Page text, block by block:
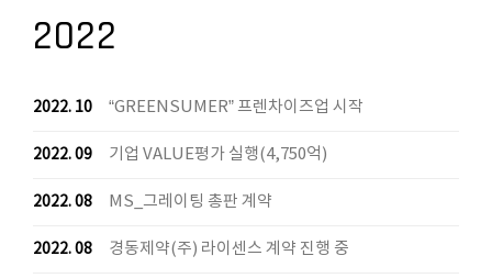
2022
2022. 10 “GREENSUMER” 프렌차이즈업 시작
2022. 09 기업 VALUE평가 실행(4,750억)
2022. 08 MS_그레이팅 총판 계약
2022. 08 경동제약(주) 라이센스 계약 진행 중